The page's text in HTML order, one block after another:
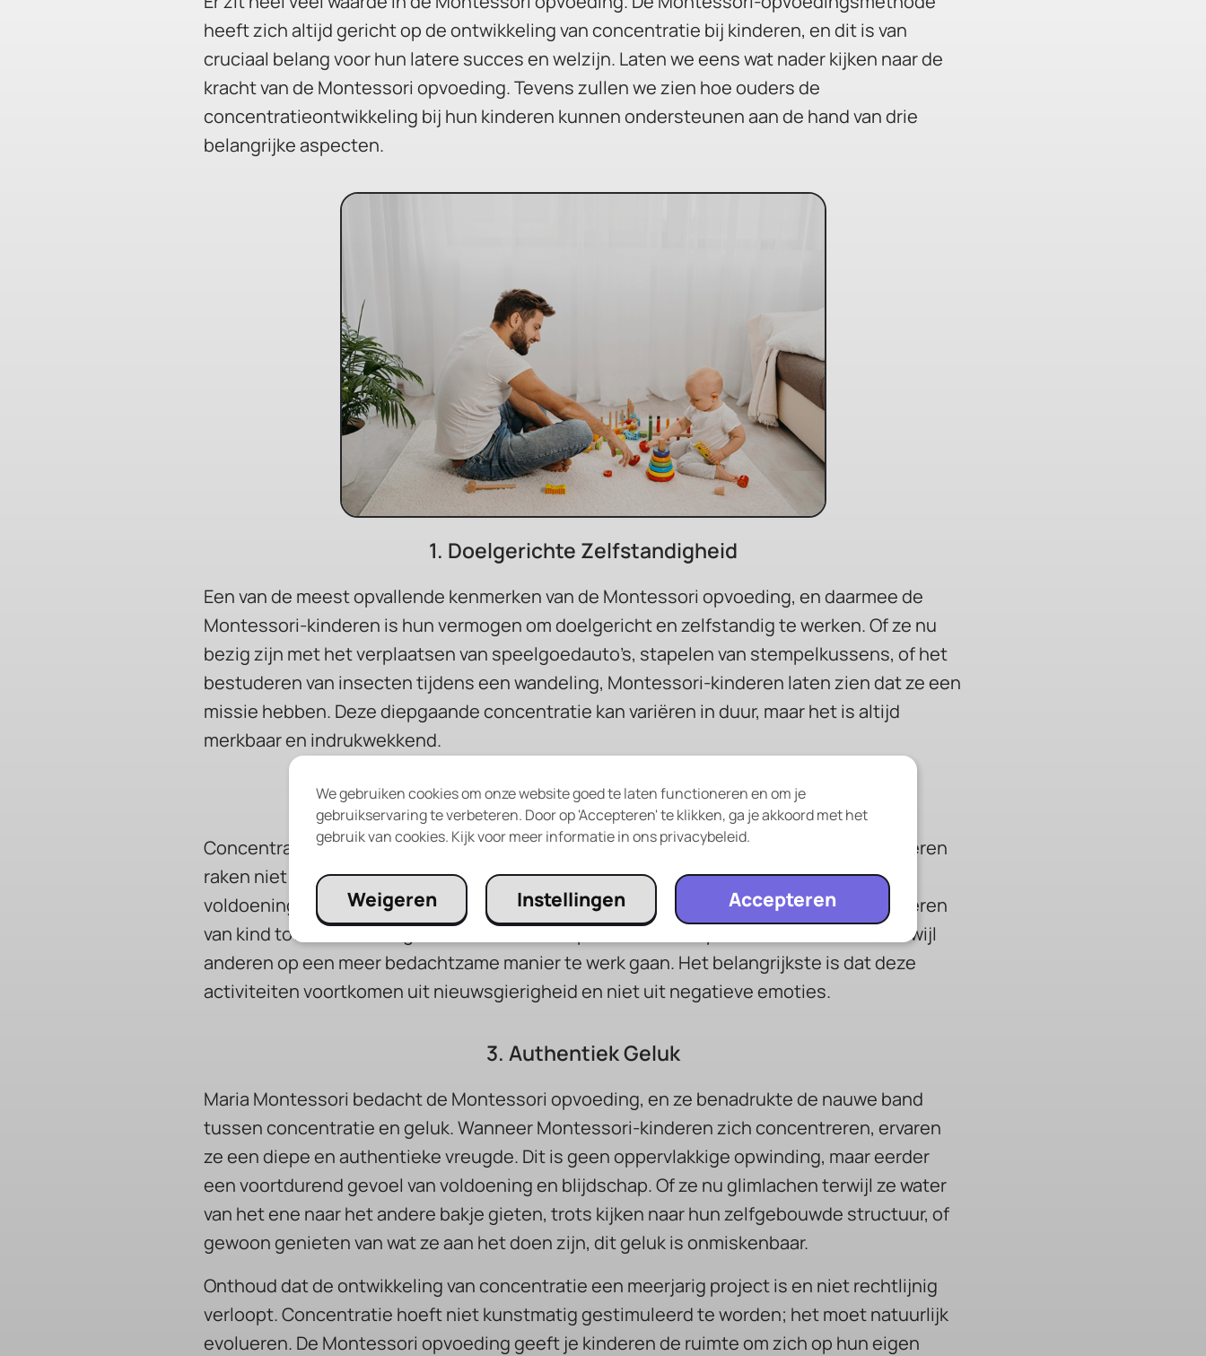
heeft zich altijd gericht op de ontwikkeling van concentratie bij kinderen, en dit is van
cruciaal belang voor hun latere succes en welzijn. Laten we eens wat nader kijken naar de
kracht van de Montessori opvoeding. Tevens zullen we zien hoe ouders de
concentratieontwikkeling bij hun kinderen kunnen ondersteunen aan de hand van drie
belangrijke aspecten.
1. Doelgerichte Zelfstandigheid
Een van de meest opvallende kenmerken van de Montessori opvoeding, en daarmee de
Montessori-kinderen is hun vermogen om doelgericht en zelfstandig te werken. Of ze nu
bezig zijn met het verplaatsen van speelgoedauto’s, stapelen van stempelkussens, of het
bestuderen van insecten tijdens een wandeling, Montessori-kinderen laten zien dat ze een
missie hebben. Deze diepgaande concentratie kan variëren in duur, maar het is altijd
merkbaar en indrukwekkend.
2. Innerlijke Rust & Tevredenheid
Concentratie gaat hand in hand met innerlijke rust en tevredenheid. Montessori-kinderen
raken niet snel in paniek of worden afgeleid. Ze werken met een gevoel van kalmte en
voldoening. Het is belangrijk op te merken dat de aard van deze innerlijke rust kan variëren
van kind tot kind. Sommigen verkennen en experimenteren op een actieve manier, terwijl
anderen op een meer bedachtzame manier te werk gaan. Het belangrijkste is dat deze
activiteiten voortkomen uit nieuwsgierigheid en niet uit negatieve emoties.
3. Authentiek Geluk
Maria Montessori bedacht de Montessori opvoeding, en ze benadrukte de nauwe band
tussen concentratie en geluk. Wanneer Montessori-kinderen zich concentreren, ervaren
ze een diepe en authentieke vreugde. Dit is geen oppervlakkige opwinding, maar eerder
een voortdurend gevoel van voldoening en blijdschap. Of ze nu glimlachen terwijl ze water
van het ene naar het andere bakje gieten, trots kijken naar hun zelfgebouwde structuur, of
gewoon genieten van wat ze aan het doen zijn, dit geluk is onmiskenbaar.
Onthoud dat de ontwikkeling van concentratie een meerjarig project is en niet rechtlijnig
verloopt. Concentratie hoeft niet kunstmatig gestimuleerd te worden; het moet natuurlijk
evolueren. De Montessori opvoeding geeft je kinderen de ruimte om zich op hun eigen
We gebruiken cookies om onze website goed te laten functioneren en om je
gebruikservaring te verbeteren. Door op 'Accepteren' te klikken, ga je akkoord met het
gebruik van cookies. Kijk voor meer informatie in ons privacybeleid.
Accepteren
Instellingen
Weigeren